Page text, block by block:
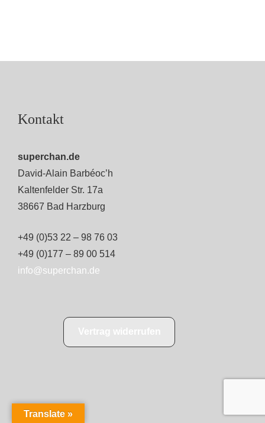
Kontakt
superchan.de
David-Alain Barbéoc’h
Kaltenfelder Str. 17a
38667 Bad Harzburg
+49 (0)53 22 – 98 76 03
+49 (0)177 – 89 00 514
info@superchan.de
Translate »